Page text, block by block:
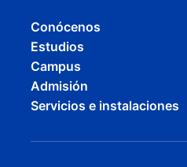
Conócenos
Estudios
Campus
Admisión
Servicios e instalaciones